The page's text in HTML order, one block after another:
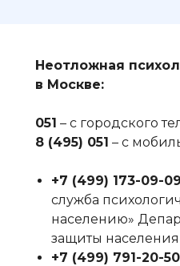
Неотложная
в Москве:
051 – с городского
8 (495) 051 – с
+7 (499) 173-09-
служба
населению»
защиты
+7 (499) 791-20-